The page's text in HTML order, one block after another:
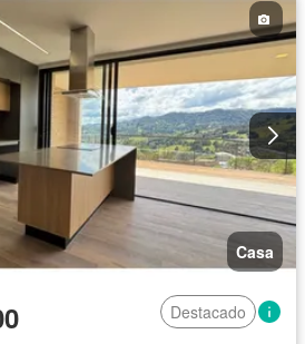
Casa
Destacado